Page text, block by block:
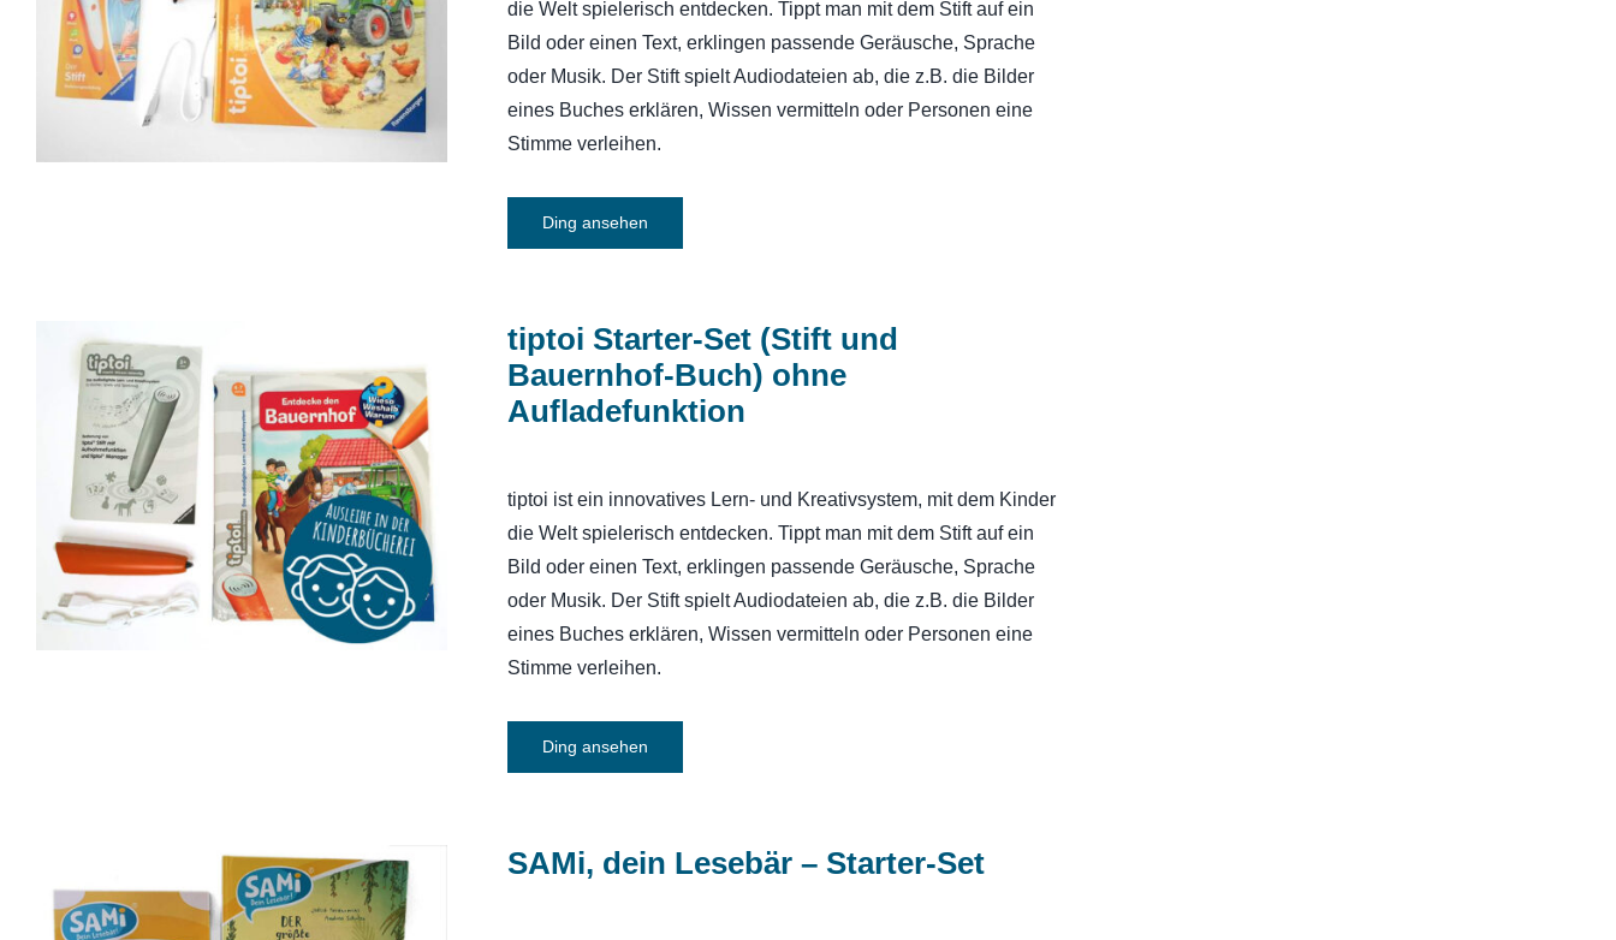
Aufladefunktion
die Welt spielerisch entdecken. Tippt man mit dem Stift auf ein
Bild oder einen Text, erklingen passende Geräusche, Sprache
oder Musik. Der Stift spielt Audiodateien ab, die z.B. die Bilder
eines Buches erklären, Wissen vermitteln oder Personen eine
Stimme verleihen.
Ding ansehen
tiptoi Starter-Set (Stift und
Bauernhof-Buch) ohne
Aufladefunktion
tiptoi Starter-Set (Stift und
Bauernhof-Buch) ohne
Aufladefunktion
tiptoi ist ein innovatives Lern- und Kreativsystem, mit dem Kinder
die Welt spielerisch entdecken. Tippt man mit dem Stift auf ein
Bild oder einen Text, erklingen passende Geräusche, Sprache
oder Musik. Der Stift spielt Audiodateien ab, die z.B. die Bilder
eines Buches erklären, Wissen vermitteln oder Personen eine
Stimme verleihen.
Ding ansehen
SAMi, dein Lesebär – Starter-Set